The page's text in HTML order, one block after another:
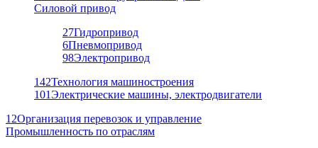
Силовой привод
27Гидропривод
6Пневмопривод
98Электропривод
142Технология машиностроения
101Электрические машины, электродвигатели
12Организация перевозок и управление
Промышленность по отраслям